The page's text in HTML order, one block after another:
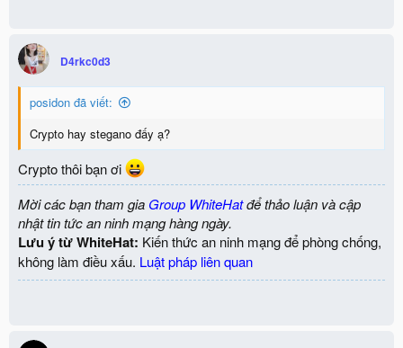
D4rkc0d3
posidon đã viết:
Crypto hay stegano đấy ạ?
Crypto thôi bạn ơi
Mời các bạn tham gia Group WhiteHatđể thảo luận và cập
nhật tin tức an ninh mạng hàng ngày.
Lưu ý từ WhiteHat: Kiến thức an ninh mạng để phòng chống,
không làm điều xấu. Luật pháp liên quan